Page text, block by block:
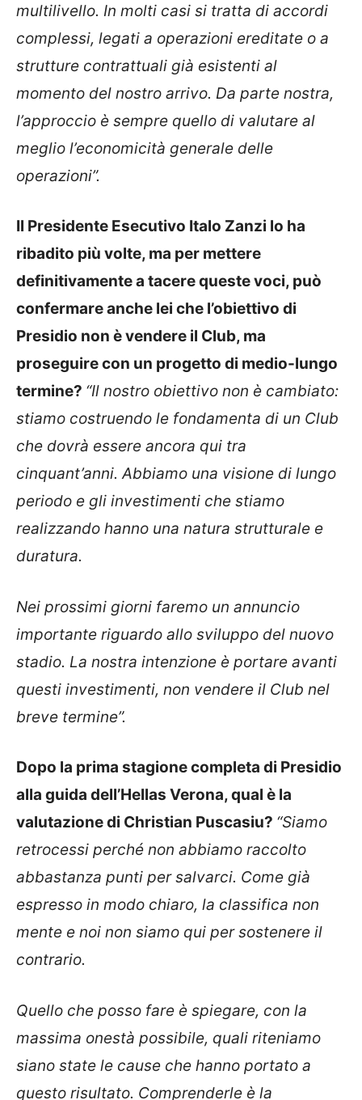
multilivello. In molti casi si tratta di accordi
complessi, legati a operazioni ereditate o a
strutture contrattuali già esistenti al
momento del nostro arrivo. Da parte nostra,
l’approccio è sempre quello di valutare al
meglio l’economicità generale delle
operazioni”.
Il Presidente Esecutivo Italo Zanzi lo ha
ribadito più volte, ma per mettere
definitivamente a tacere queste voci, può
confermare anche lei che l’obiettivo di
Presidio non è vendere il Club, ma
proseguire con un progetto di medio-lungo
termine? “Il nostro obiettivo non è cambiato:
stiamo costruendo le fondamenta di un Club
che dovrà essere ancora qui tra
cinquant’anni. Abbiamo una visione di lungo
periodo e gli investimenti che stiamo
realizzando hanno una natura strutturale e
duratura.
Nei prossimi giorni faremo un annuncio
importante riguardo allo sviluppo del nuovo
stadio. La nostra intenzione è portare avanti
questi investimenti, non vendere il Club nel
breve termine”.
Dopo la prima stagione completa di Presidio
alla guida dell’Hellas Verona, qual è la
valutazione di Christian Puscasiu? “Siamo
retrocessi perché non abbiamo raccolto
abbastanza punti per salvarci. Come già
espresso in modo chiaro, la classifica non
mente e noi non siamo qui per sostenere il
contrario.
Quello che posso fare è spiegare, con la
massima onestà possibile, quali riteniamo
siano state le cause che hanno portato a
questo risultato. Comprenderle è la